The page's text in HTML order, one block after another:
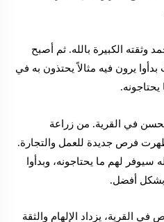
وثقته الكبيرة بالله. ثم أصبح
يرون فيه مثالاً يحتذون به في
يحتاجونه.
في القرية. من زراعة
فرص جديدة للعمل والتجارة.
سيوفر لهم ما يحتاجونه، وبدأوا
بشكل أفضل.
القرية، يزداد الإلهام والثقة